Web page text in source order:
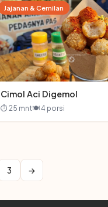
Jajanan & Cemilan
Cimol Aci Digemol
⏱ 25 mnt🍽 4 porsi
3 →